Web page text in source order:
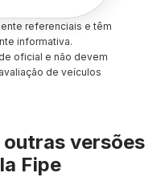
referenciais e têm
informativa.
oficial e não devem
de veículos
outras versões
Fipe